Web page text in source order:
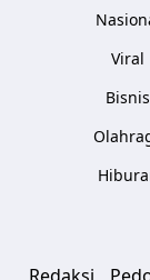
Viral
Bisnis